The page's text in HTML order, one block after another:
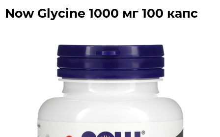
Now Glycine 1000 мг 100 капс